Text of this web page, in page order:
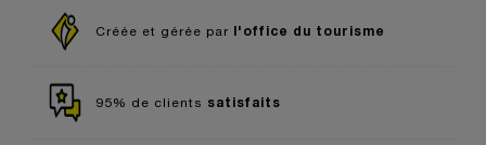
Créée et gérée par l'office du tourisme
95% de clients satisfaits